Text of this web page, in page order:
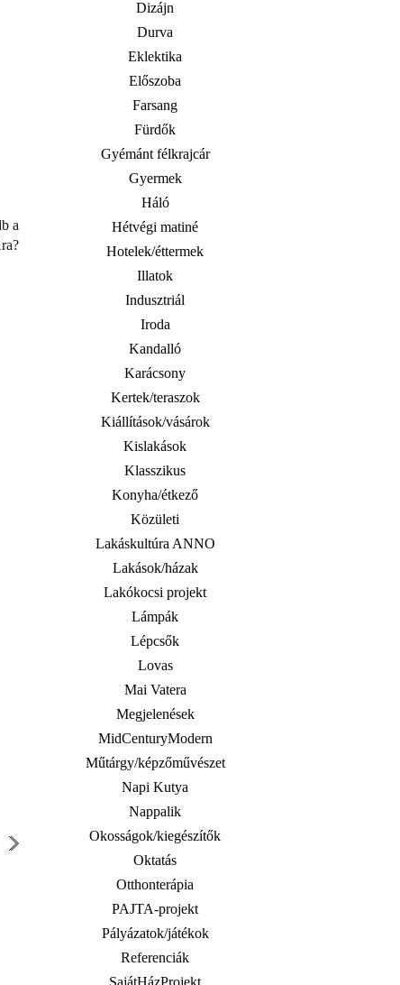
a
Dizájn
Durva
Eklektika
Előszoba
Farsang
Fürdők
Gyémánt félkrajcár
Gyermek
Háló
Hétvégi matiné
Hotelek/éttermek
Illatok
Indusztriál
Iroda
Kandalló
Karácsony
Kertek/teraszok
Kiállítások/vásárok
Kislakások
Klasszikus
Konyha/étkező
Közületi
Lakáskultúra ANNO
Lakások/házak
Lakókocsi projekt
Lámpák
Lépcsők
Lovas
Mai Vatera
Megjelenések
MidCenturyModern
Műtárgy/képzőművészet
Napi Kutya
Nappalik
Okosságok/kiegészítők
Oktatás
Otthonterápia
PAJTA-projekt
Pályázatok/játékok
Referenciák